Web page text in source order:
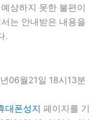
상하지 못한 불편이
는 안내받은 내용을
.
06월21일 18시13분
대폰성지 페이지를 기